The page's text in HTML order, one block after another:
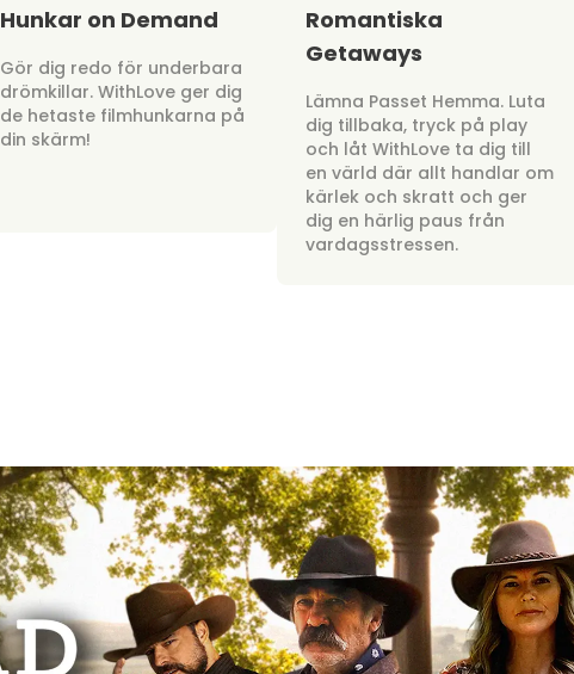
Hunkar on Demand
Gör dig redo för underbara
drömkillar. WithLove ger dig
de hetaste filmhunkarna på
din skärm!
Romantiska
Getaways
Lämna Passet Hemma. Luta
dig tillbaka, tryck på play
och låt WithLove ta dig till
en värld där allt handlar om
kärlek och skratt och ger
dig en härlig paus från
vardagsstressen.